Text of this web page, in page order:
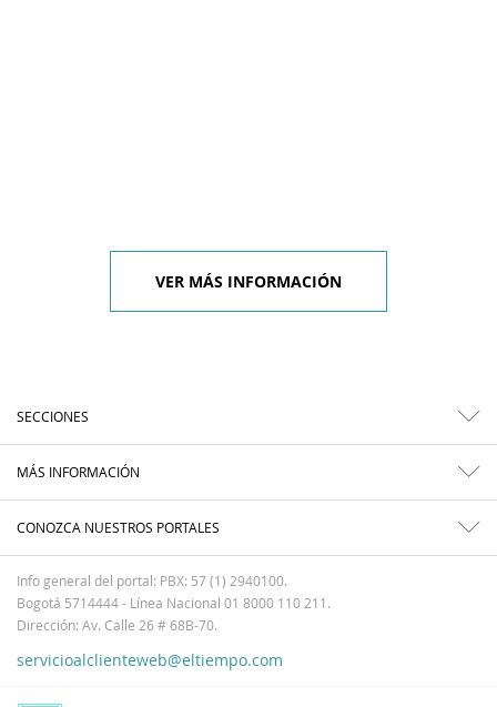
VER MÁS INFORMACIÓN
SECCIONES
MÁS INFORMACIÓN
CONOZCA NUESTROS PORTALES
Info general del portal: PBX: 57 (1) 2940100.
Bogotá 5714444 - Línea Nacional 01 8000 110 211.
Dirección: Av. Calle 26 # 68B-70.
servicioalclienteweb@eltiempo.com